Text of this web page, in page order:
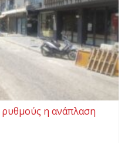
ρυθμούς η ανάπλαση